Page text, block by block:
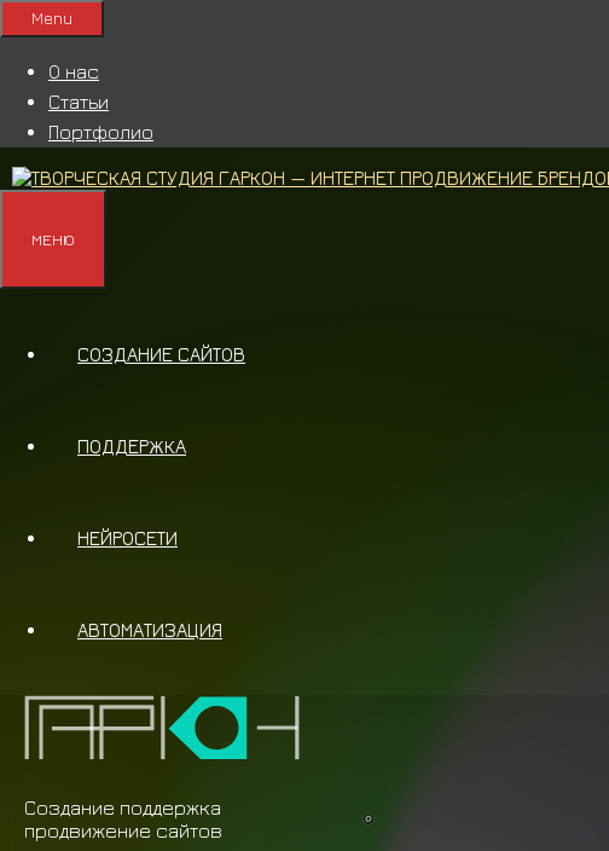
Перейти
к
Menu
О нас
Статьи
Портфолио
МЕНЮ
СОЗДАНИЕ САЙТОВ
ПОДДЕРЖКА
НЕЙРОСЕТИ
АВТОМАТИЗАЦИЯ
Создание поддержка
продвижение сайтов